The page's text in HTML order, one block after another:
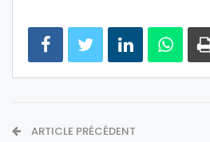
ARTICLE PRÉCÉDENT